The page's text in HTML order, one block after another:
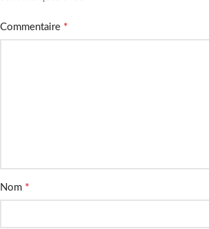
Commentaire *
Nom *